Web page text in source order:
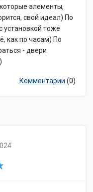
элементы,
свой идеал) По
установкой тоже
как по часам) По
- двери
Комментарии (0)